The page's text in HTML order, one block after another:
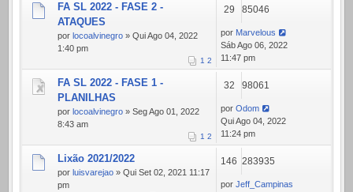
FA SL 2022 - FASE 2 -
ATAQUES
por locoalvinegro » Qui Ago 04, 2022
1:40 pm
1 2
29 85046
por Marvelous
Sáb Ago 06, 2022
11:47 pm
FA SL 2022 - FASE 1 -
PLANILHAS
por locoalvinegro » Seg Ago 01, 2022
8:43 am
1 2
32 98061
por Odom
Qui Ago 04, 2022
11:24 pm
Lixão 2021/2022
por luisvarejao » Qui Set 02, 2021 11:17
pm
146 283935
por Jeff_Campinas